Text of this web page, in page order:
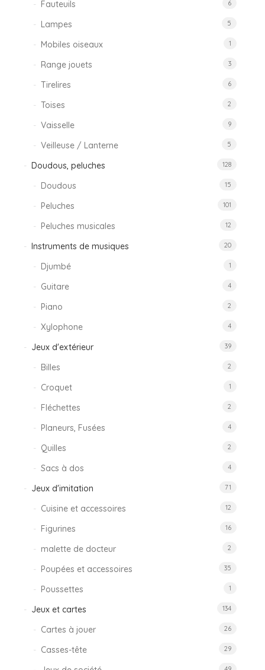
Fauteuils 6
Lampes 5
Mobiles oiseaux 1
Range jouets 3
Tirelires 6
Toises 2
Vaisselle 9
Veilleuse / Lanterne 5
Doudous, peluches 128
Doudous 15
Peluches 101
Peluches musicales 12
Instruments de musiques 20
Djumbé 1
Guitare 4
Piano 2
Xylophone 4
Jeux d'extérieur 39
Billes 2
Croquet 1
Fléchettes 2
Planeurs, Fusées 4
Quilles 2
Sacs à dos 4
Jeux d'imitation 71
Cuisine et accessoires 12
Figurines 16
malette de docteur 2
Poupées et accessoires 35
Poussettes 1
Jeux et cartes 134
Cartes à jouer 26
Casses-tête 29